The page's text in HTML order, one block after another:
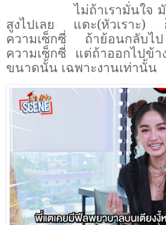
ไม่ถ้าเรามั่นใจ
สูงไปเลย แตะ(หัวเราะ)
ความเซ็กซี่ ถ้าย้อนกลับไ
ความเซ็กซี่ แต่ถ้าออกไปข้า
ขนาดนั้น เฉพาะงานเท่านั้น